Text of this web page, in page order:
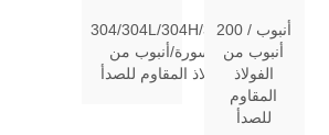
304/304L/304H/316Ti
ماسورة/أنبوب من
الفولاذ المقاوم للصدأ
200 أنبوب /
أنبوب من
الفولاذ
المقاوم
للصدأ